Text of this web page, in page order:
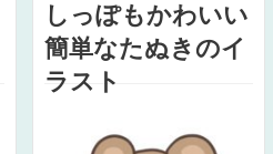
しっぽもかわいい
簡単なたぬきのイ
ラスト